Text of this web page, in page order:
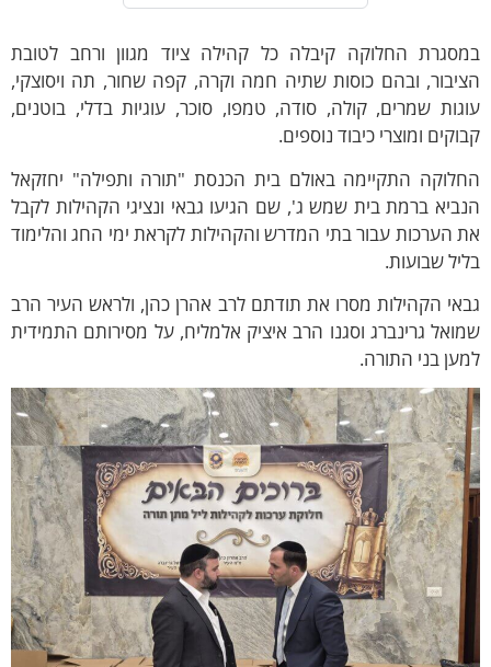
החלוקה קיבלה כל קהילה ציוד מגוון ורחב לטובת
ובהם כוסות שתיה חמה וקרה, קפה שחור, תה ויסוצקי,
שמרים, קולה, סודה, טמפו, סוכר, עוגיות בדלי, בוטנים,
ומוצרי כיבוד נוספים.
התקיימה באולם בית הכנסת "תורה ותפילה" יחזקאל
ברמת בית שמש ג', שם הגיעו גבאי ונציגי הקהילות לקבל
הערכות עבור בתי המדרש והקהילות לקראת ימי החג והלימוד
שבועות.
הקהילות מסרו את תודתם לרב אהרן כהן, ולראש העיר הרב
גרינברג וסגנו הרב איציק אלמליח, על מסירותם התמידית
בני התורה.